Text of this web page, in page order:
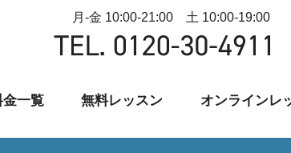
月-金 10:00-21:00 土 10:00-19:00
金一覧 無料レッスン オンラインレ